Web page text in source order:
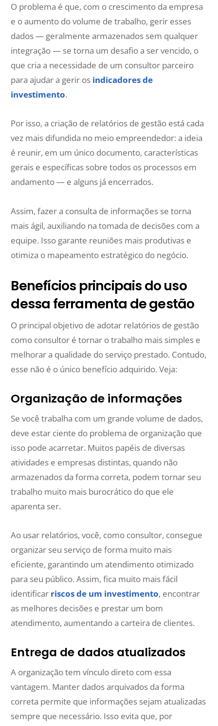
O problema é que, com o crescimento da empresa
e o aumento do volume de trabalho, gerir esses
dados — geralmente armazenados sem qualquer
integração — se torna um desafio a ser vencido, o
que cria a necessidade de um consultor parceiro
para ajudar a gerir os indicadores de
investimento.
Por isso, a criação de relatórios de gestão está cada
vez mais difundida no meio empreendedor: a ideia
é reunir, em um único documento, características
gerais e específicas sobre todos os processos em
andamento — e alguns já encerrados.
Assim, fazer a consulta de informações se torna
mais ágil, auxiliando na tomada de decisões com a
equipe. Isso garante reuniões mais produtivas e
otimiza o mapeamento estratégico do negócio.
Benefícios principais do uso
dessa ferramenta de gestão
O principal objetivo de adotar relatórios de gestão
como consultor é tornar o trabalho mais simples e
melhorar a qualidade do serviço prestado. Contudo,
esse não é o único benefício adquirido. Veja:
Organização de informações
Se você trabalha com um grande volume de dados,
deve estar ciente do problema de organização que
isso pode acarretar. Muitos papéis de diversas
atividades e empresas distintas, quando não
armazenados da forma correta, podem tornar seu
trabalho muito mais burocrático do que ele
aparenta ser.
Ao usar relatórios, você, como consultor, consegue
organizar seu serviço de forma muito mais
eficiente, garantindo um atendimento otimizado
para seu público. Assim, fica muito mais fácil
identificar riscos de um investimento, encontrar
as melhores decisões e prestar um bom
atendimento, aumentando a carteira de clientes.
Entrega de dados atualizados
A organização tem vínculo direto com essa
vantagem. Manter dados arquivados da forma
correta permite que informações sejam atualizadas
sempre que necessário. Isso evita que, por